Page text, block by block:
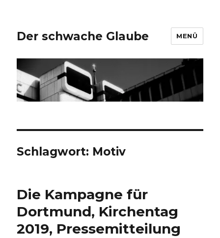
Der schwache Glaube MENÜ
Schlagwort: Motiv
Die Kampagne für
Dortmund, Kirchentag
2019, Pressemitteilung